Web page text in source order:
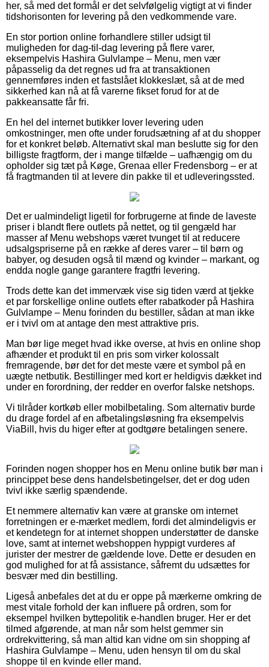
her, så med det formål er det selvfølgelig vigtigt at vi finder
tidshorisonten for levering på den vedkommende vare.
En stor portion online forhandlere stiller udsigt til
muligheden for dag-til-dag levering på flere varer,
eksempelvis Hashira Gulvlampe – Menu, men vær
påpasselig da det regnes ud fra at transaktionen
gennemføres inden et fastslået klokkeslæt, så at de med
sikkerhed kan nå at få varerne fikset forud for at de
pakkeansatte får fri.
En hel del internet butikker lover levering uden
omkostninger, men ofte under forudsætning af at du shopper
for et konkret beløb. Alternativt skal man beslutte sig for den
billigste fragtform, der i mange tilfælde – uafhængig om du
opholder sig tæt på Køge, Grenaa eller Fredensborg – er at
få fragtmanden til at levere din pakke til et udleveringssted.
Det er ualmindeligt ligetil for forbrugerne at finde de laveste
priser i blandt flere outlets på nettet, og til gengæld har
masser af Menu webshops været tvunget til at reducere
udsalgspriserne på en række af deres varer – til børn og
babyer, og desuden også til mænd og kvinder – markant, og
endda nogle gange garantere fragtfri levering.
Trods dette kan det immervæk vise sig tiden værd at tjekke
et par forskellige online outlets efter rabatkoder på Hashira
Gulvlampe – Menu forinden du bestiller, sådan at man ikke
er i tvivl om at antage den mest attraktive pris.
Man bør lige meget hvad ikke overse, at hvis en online shop
afhænder et produkt til en pris som virker kolossalt
fremragende, bør det for det meste være et symbol på en
uægte netbutik. Bestillinger med kort er heldigvis dækket ind
under en forordning, der redder en overfor falske netshops.
Vi tilråder kortkøb eller mobilbetaling. Som alternativ burde
du drage fordel af en afbetalingsløsning fra eksempelvis
ViaBill, hvis du higer efter at godtgøre betalingen senere.
Forinden nogen shopper hos en Menu online butik bør man i
princippet bese dens handelsbetingelser, det er dog uden
tvivl ikke særlig spændende.
Et nemmere alternativ kan være at granske om internet
forretningen er e-mærket medlem, fordi det almindeligvis er
et kendetegn for at internet shoppen understøtter de danske
love, samt at internet webshoppen hyppigt vurderes af
jurister der mestrer de gældende love. Dette er desuden en
god mulighed for at få assistance, såfremt du udsættes for
besvær med din bestilling.
Ligeså anbefales det at du er oppe på mærkerne omkring de
mest vitale forhold der kan influere på ordren, som for
eksempel hvilken byttepolitik e-handlen bruger. Her er det
tilmed afgørende, at man når som helst gemmer sin
ordrekvittering, så man altid kan vidne om sin shopping af
Hashira Gulvlampe – Menu, uden hensyn til om du skal
shoppe til en kvinde eller mand.